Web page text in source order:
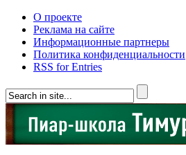
О проекте
Реклама на сайте
Информационные партнеры
Политика конфиденциальности
RSS for Entries